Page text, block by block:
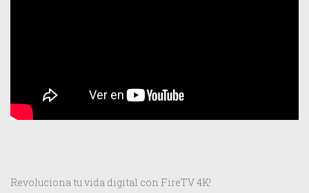
Revoluciona tu vida digital con FireTV 4K!